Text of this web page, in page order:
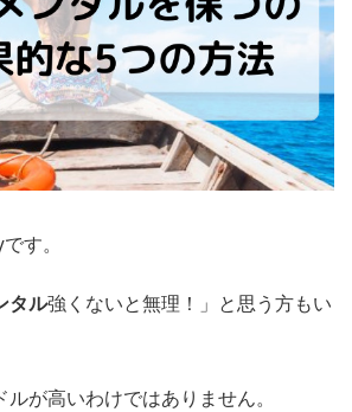
す。
タル強くないと無理！」と思う方もい
が高いわけではありません。